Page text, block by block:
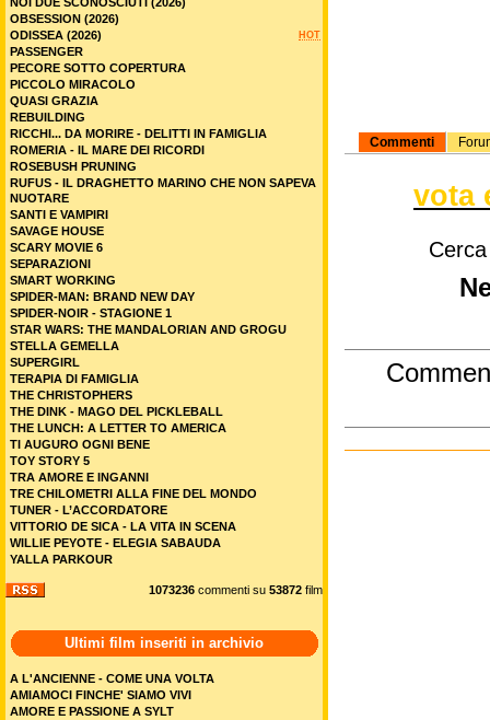
Commenti
vota
OBSESSION (2026)
HOT
ODISSEA (2026)
PASSENGER
PECORE SOTTO COPERTURA
PICCOLO MIRACOLO
QUASI GRAZIA
REBUILDING
RICCHI... DA MORIRE - DELITTI IN FAMIGLIA
ROMERIA - IL MARE DEI RICORDI
ROSEBUSH PRUNING
RUFUS - IL DRAGHETTO MARINO CHE NON SAPEVA
NUOTARE
SANTI E VAMPIRI
SAVAGE HOUSE
SCARY MOVIE 6
SEPARAZIONI
SMART WORKING
SPIDER-MAN: BRAND NEW DAY
SPIDER-NOIR - STAGIONE 1
STAR WARS: THE MANDALORIAN AND GROGU
STELLA GEMELLA
SUPERGIRL
TERAPIA DI FAMIGLIA
THE CHRISTOPHERS
THE DINK - MAGO DEL PICKLEBALL
THE LUNCH: A LETTER TO AMERICA
TI AUGURO OGNI BENE
TOY STORY 5
TRA AMORE E INGANNI
TRE CHILOMETRI ALLA FINE DEL MONDO
TUNER - L’ACCORDATORE
VITTORIO DE SICA - LA VITA IN SCENA
WILLIE PEYOTE - ELEGIA SABAUDA
YALLA PARKOUR
1073236 commenti su 53872 film
Ultimi film inseriti in archivio
A L'ANCIENNE - COME UNA VOLTA
AMIAMOCI FINCHE' SIAMO VIVI
AMORE E PASSIONE A SYLT